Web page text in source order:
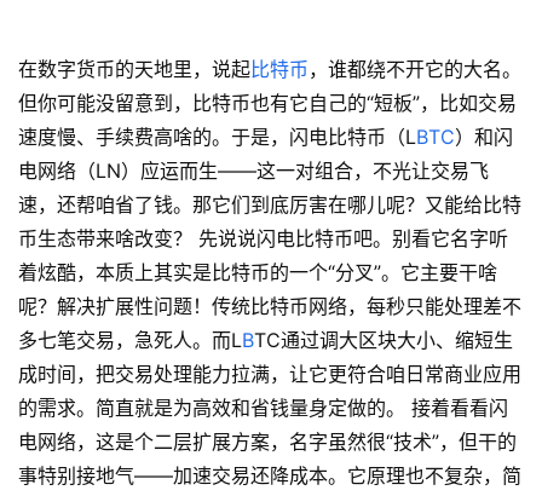
在数字货币的天地里，说起比特币，谁都绕不开它的大名。
但你可能没留意到，比特币也有它自己的“短板”，比如交易
速度慢、手续费高啥的。于是，闪电比特币（LBTC）和闪
电网络（LN）应运而生——这一对组合，不光让交易飞
速，还帮咱省了钱。那它们到底厉害在哪儿呢？又能给比特
币生态带来啥改变？ 先说说闪电比特币吧。别看它名字听
着炫酷，本质上其实是比特币的一个“分叉”。它主要干啥
呢？解决扩展性问题！传统比特币网络，每秒只能处理差不
多七笔交易，急死人。而LBTC通过调大区块大小、缩短生
成时间，把交易处理能力拉满，让它更符合咱日常商业应用
的需求。简直就是为高效和省钱量身定做的。 接着看看闪
电网络，这是个二层扩展方案，名字虽然很“技术”，但干的
事特别接地气——加速交易还降成本。它原理也不复杂，简